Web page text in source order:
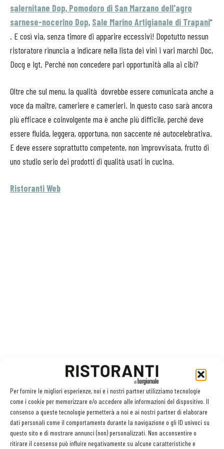
Per fornire le migliori esperienze, noi e i nostri partner utilizziamo tecnologie
come i cookie per memorizzare e/o accedere alle informazioni del dispositivo. Il
consenso a queste tecnologie permetterà a noi e ai nostri partner di elaborare
dati personali come il comportamento durante la navigazione o gli ID univoci su
questo sito e di mostrare annunci (non) personalizzati. Non acconsentire o
ritirare il consenso può influire negativamente su alcune caratteristiche e
salernitane Dop, Pomodoro di San Marzano dell'agro
sarnese-nocerino Dop, Sale Marino Artigianale di Trapani”
. E così via, senza timore di apparire eccessivi! Dopotutto nessun
ristoratore rinuncia a indicare nella lista dei vini i vari marchi Doc,
Docg e Igt. Perché non concedere pari opportunità alla ai cibi?
Oltre che sul menu, la qualità dovrebbe essere comunicata anche a
voce da maître, cameriere e camerieri. In questo caso sarà ancora
più efficace e coinvolgente ma è anche più difficile, perché deve
essere fluida, leggera, opportuna, non saccente né autocelebrativa.
E deve essere soprattutto competente, non improvvisata, frutto di
uno studio serio dei prodotti di qualità usati in cucina.
Ristoranti Web
Twitter